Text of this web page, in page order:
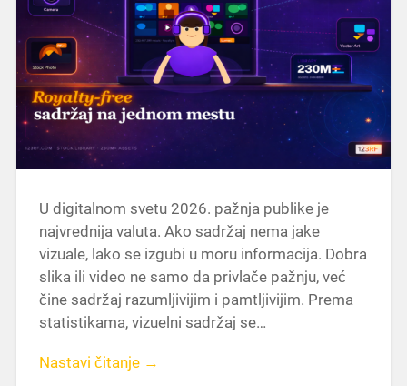
U digitalnom svetu 2026. pažnja publike je
najvrednija valuta. Ako sadržaj nema jake
vizuale, lako se izgubi u moru informacija. Dobra
slika ili video ne samo da privlače pažnju, već
čine sadržaj razumljivijim i pamtljivijim. Prema
statistikama, vizuelni sadržaj se…
Nastavi čitanje →